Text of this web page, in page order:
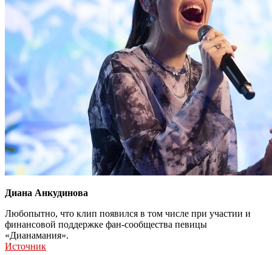
Диана Анкудинова
Любопытно, что клип появился в том числе при участии и
финансовой поддержке фан-сообщества певицы
«Дианамания».
Источник